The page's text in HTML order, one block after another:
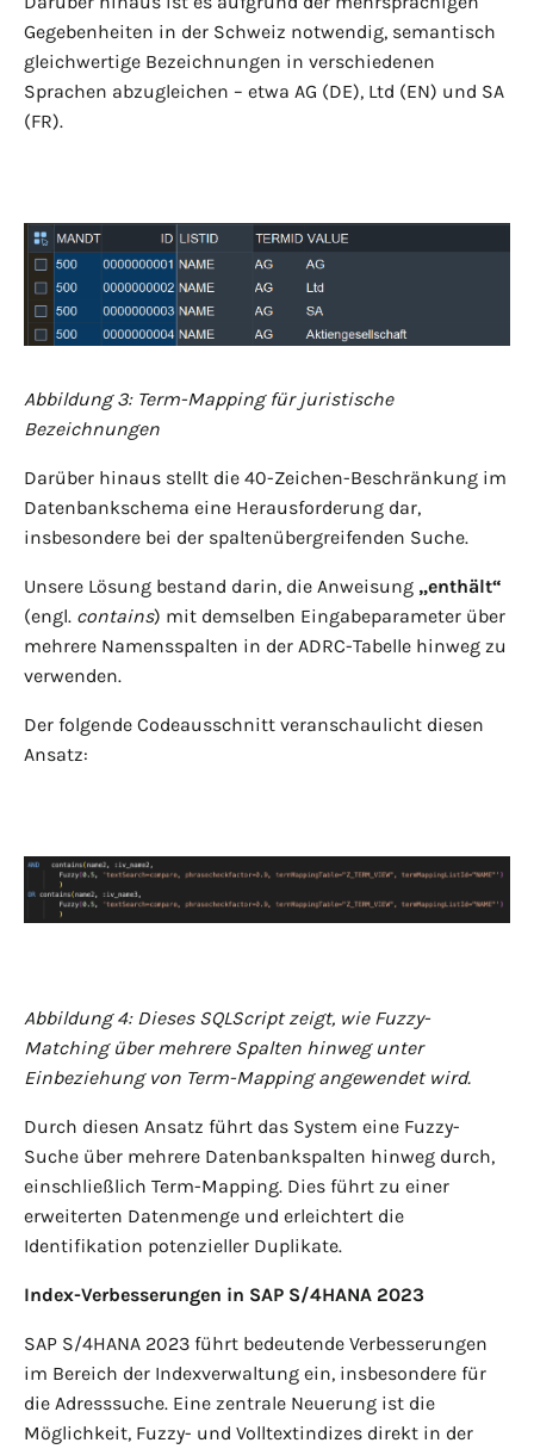
Gegebenheiten in der Schweiz notwendig, semantisch
gleichwertige Bezeichnungen in verschiedenen
Sprachen abzugleichen – etwa AG (DE), Ltd (EN) und SA
(FR).
Abbildung 3: Term-Mapping für juristische
Bezeichnungen
Darüber hinaus stellt die 40-Zeichen-Beschränkung im
Datenbankschema eine Herausforderung dar,
insbesondere bei der spaltenübergreifenden Suche.
Unsere Lösung bestand darin, die Anweisung „enthält“
(engl. contains) mit demselben Eingabeparameter über
mehrere Namensspalten in der ADRC-Tabelle hinweg zu
verwenden.
Der folgende Codeausschnitt veranschaulicht diesen
Ansatz:
Abbildung 4: Dieses SQLScript zeigt, wie Fuzzy-
Matching über mehrere Spalten hinweg unter
Einbeziehung von Term-Mapping angewendet wird.
Durch diesen Ansatz führt das System eine Fuzzy-
Suche über mehrere Datenbankspalten hinweg durch,
einschließlich Term-Mapping. Dies führt zu einer
erweiterten Datenmenge und erleichtert die
Identifikation potenzieller Duplikate.
Index-Verbesserungen in SAP S/4HANA 2023
SAP S/4HANA 2023 führt bedeutende Verbesserungen
im Bereich der Indexverwaltung ein, insbesondere für
die Adresssuche. Eine zentrale Neuerung ist die
Möglichkeit, Fuzzy- und Volltextindizes direkt in der